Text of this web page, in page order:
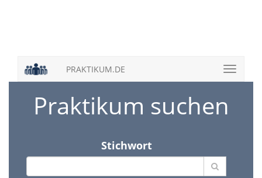
PRAKTIKUM.DE
Praktikum suchen
Stichwort